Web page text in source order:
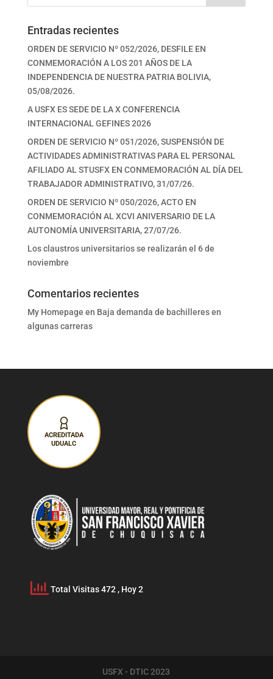
Entradas recientes
ORDEN DE SERVICIO Nº 052/2026, DESFILE EN
CONMEMORACIÓN A LOS 201 AÑOS DE LA
INDEPENDENCIA DE NUESTRA PATRIA BOLIVIA,
05/08/2026.
A USFX ES SEDE DE LA X CONFERENCIA
INTERNACIONAL GEFINES 2026
ORDEN DE SERVICIO Nº 051/2026, SUSPENSIÓN DE
ACTIVIDADES ADMINISTRATIVAS PARA EL PERSONAL
AFILIADO AL STUSFX EN CONMEMORACIÓN AL DÍA DEL
TRABAJADOR ADMINISTRATIVO, 31/07/26.
ORDEN DE SERVICIO Nº 050/2026, ACTO EN
CONMEMORACIÓN AL XCVI ANIVERSARIO DE LA
AUTONOMÍA UNIVERSITARIA, 27/07/26.
Los claustros universitarios se realizarán el 6 de
noviembre
Comentarios recientes
My Homepage en Baja demanda de bachilleres en
algunas carreras
ACREDITADA
UDUALC
Total Visitas 472 , Hoy 2
USFX - DTIC 2023